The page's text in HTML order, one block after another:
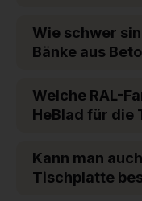
Wie schwer
Bänke aus
Welche RAL-
HeBlad für die
Kann man
Tischplatte